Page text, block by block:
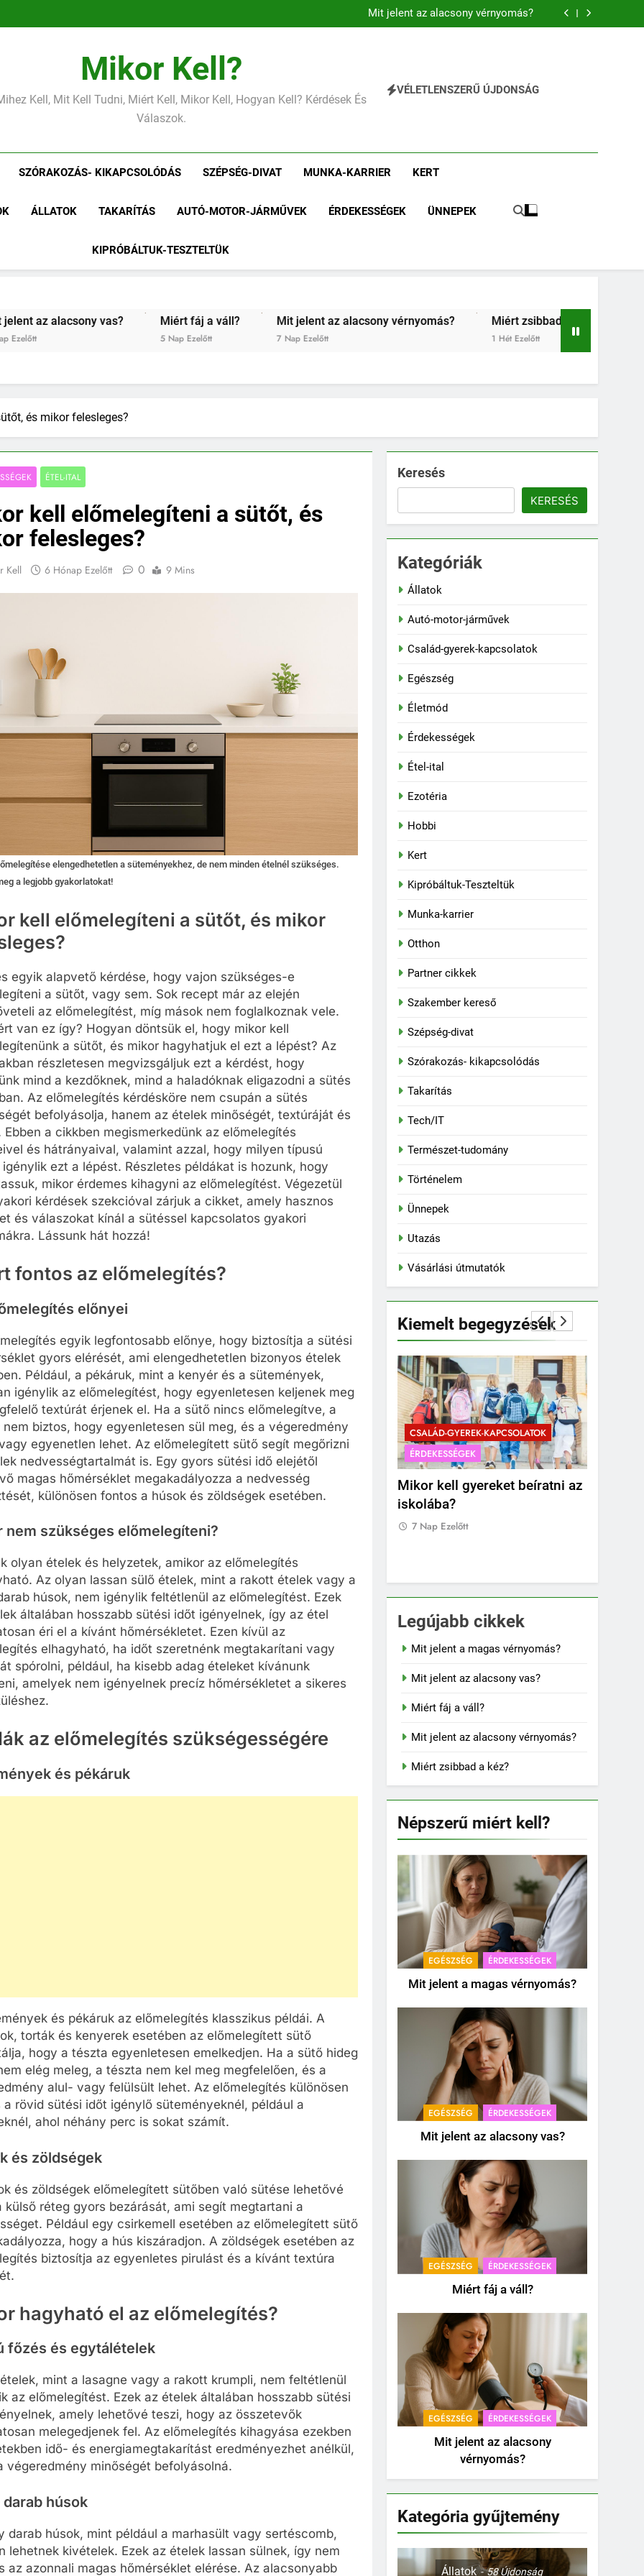
Mit jelent az alacsony vérnyomás?
Mit jelent a magas vérnyomás?
Mikor Kell?
Kell, Mit Kell Tudni, Miért Kell, Mikor Kell, Hogyan Kell? Kérdések És
Válaszok.
VÉLETLENSZERŰ ÚJDONSÁG
SZÓRAKOZÁS- KIKAPCSOLÓDÁS SZÉPSÉG-DIVAT MUNKA-KARRIER KERT
ÁLLATOK TAKARÍTÁS AUTÓ-MOTOR-JÁRMŰVEK ÉRDEKESSÉGEK ÜNNEPEK
KIPRÓBÁLTUK-TESZTELTÜK
Mit jelent az alacsony vérnyomás?
7 Nap Ezelőtt
Miért zsibbad a kéz? Kipróbáltuk a digitális detoxot: Egy teljes hétvége
és mikor felesleges?
ÉTEL-ITAL
kell előmelegíteni a sütőt, és
felesleges?
Kell 6 Hónap Ezelőtt 0 9 Mins
elengedhetetlen a süteményekhez, de nem minden ételnél szükséges.
a legjobb gyakorlatokat!
kell előmelegíteni a sütőt, és mikor
egyik alapvető kérdése, hogy vajon szükséges-e
a sütőt, vagy sem. Sok recept már az elején
az előmelegítést, míg mások nem foglalkoznak vele.
van ez így? Hogyan döntsük el, hogy mikor kell
a sütőt, és mikor hagyhatjuk el ezt a lépést? Az
részletesen megvizsgáljuk ezt a kérdést, hogy
mind a kezdőknek, mind a haladóknak eligazodni a sütés
Az előmelegítés kérdésköre nem csupán a sütés
befolyásolja, hanem az ételek minőségét, textúráját és
Ebben a cikkben megismerkedünk az előmelegítés
és hátrányaival, valamint azzal, hogy milyen típusú
ezt a lépést. Részletes példákat is hozunk, hogy
mikor érdemes kihagyni az előmelegítést. Végezetül
kérdések szekcióval zárjuk a cikket, amely hasznos
és válaszokat kínál a sütéssel kapcsolatos gyakori
Lássunk hát hozzá!
fontos az előmelegítés?
előnyei
egyik legfontosabb előnye, hogy biztosítja a sütési
gyors elérését, ami elengedhetetlen bizonyos ételek
Például, a pékáruk, mint a kenyér és a sütemények,
igénylik az előmelegítést, hogy egyenletesen keljenek meg
textúrát érjenek el. Ha a sütő nincs előmelegítve, a
biztos, hogy egyenletesen sül meg, és a végeredmény
egyenetlen lehet. Az előmelegített sütő segít megőrizni
nedvességtartalmát is. Egy gyors sütési idő elejétől
magas hőmérséklet megakadályozza a nedvesség
különösen fontos a húsok és zöldségek esetében.
nem szükséges előmelegíteni?
olyan ételek és helyzetek, amikor az előmelegítés
Az olyan lassan sülő ételek, mint a rakott ételek vagy a
húsok, nem igénylik feltétlenül az előmelegítést. Ezek
általában hosszabb sütési időt igényelnek, így az étel
éri el a kívánt hőmérsékletet. Ezen kívül az
elhagyható, ha időt szeretnénk megtakarítani vagy
spórolni, például, ha kisebb adag ételeket kívánunk
amelyek nem igényelnek precíz hőmérsékletet a sikeres
az előmelegítés szükségességére
és pékáruk
és pékáruk az előmelegítés klasszikus példái. A
torták és kenyerek esetében az előmelegített sütő
hogy a tészta egyenletesen emelkedjen. Ha a sütő hideg
elég meleg, a tészta nem kel meg megfelelően, és a
alul- vagy felülsült lehet. Az előmelegítés különösen
a rövid sütési időt igénylő süteményeknél, például a
ahol néhány perc is sokat számít.
és zöldségek
és zöldségek előmelegített sütőben való sütése lehetővé
külső réteg gyors bezárását, ami segít megtartani a
Például egy csirkemell esetében az előmelegített sütő
hogy a hús kiszáradjon. A zöldségek esetében az
biztosítja az egyenletes pirulást és a kívánt textúra
hagyható el az előmelegítés?
főzés és egytálételek
mint a lasagne vagy a rakott krumpli, nem feltétlenül
az előmelegítést. Ezek az ételek általában hosszabb sütési
amely lehetővé teszi, hogy az összetevők
melegedjenek fel. Az előmelegítés kihagyása ezekben
idő- és energiamegtakarítást eredményezhet anélkül,
végeredmény minőségét befolyásolná.
darab húsok
darab húsok, mint például a marhasült vagy sertéscomb,
lehetnek kivételek. Ezek az ételek lassan sülnek, így nem
az azonnali magas hőmérséklet elérése. Az alacsonyabb
Keresés
KERESÉS
Kategóriák
Állatok
Autó-motor-járművek
Család-gyerek-kapcsolatok
Egészség
Életmód
Érdekességek
Étel-ital
Ezotéria
Hobbi
Kert
Kipróbáltuk-Teszteltük
Munka-karrier
Otthon
Partner cikkek
Szakember kereső
Szépség-divat
Szórakozás- kikapcsolódás
Takarítás
Tech/IT
Természet-tudomány
Történelem
Ünnepek
Utazás
Vásárlási útmutatók
Kiemelt begegyzések
CSALÁD-GYEREK-KAPCSOLATOK
Mikor a legjobb megörökíteni
a pocakot? – Tippek a
kismama fotózás
időzítéséhez
7 Nap Ezelőtt
CSALÁD-GYEREK-KAPCSOLATOK
ÉRDEKESSÉGEK
Mikor kell szóvá tenni, ha
valami bánt?
CSALÁD-GYEREK-KAPCSOLATOK
ÉRDEKESSÉGEK
Mikor kell gyereket beíratni az
iskolába?
7 Nap Ezelőtt
Legújabb cikkek
Mit jelent a magas vérnyomás?
Mit jelent az alacsony vas?
Miért fáj a váll?
Mit jelent az alacsony vérnyomás?
Miért zsibbad a kéz?
Népszerű miért kell?
EGÉSZSÉG ÉRDEKESSÉGEK
Mit jelent a magas vérnyomás?
EGÉSZSÉG ÉRDEKESSÉGEK
Mit jelent az alacsony vas?
EGÉSZSÉG ÉRDEKESSÉGEK
Miért fáj a váll?
EGÉSZSÉG ÉRDEKESSÉGEK
Mit jelent az alacsony
vérnyomás?
Kategória gyűjtemény
Állatok 58Újdonság